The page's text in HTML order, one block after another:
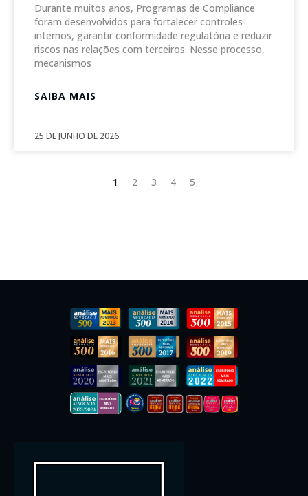
Durante muitos anos, Programas de Compliance
foram desenvolvidos para fortalecer controles
internos, garantir conformidade regulatória e reduzir
riscos nas relações com terceiros. Nesse processo,
mecanismos
SAIBA MAIS
25 DE JUNHO DE 2026
1 2 3 4 5